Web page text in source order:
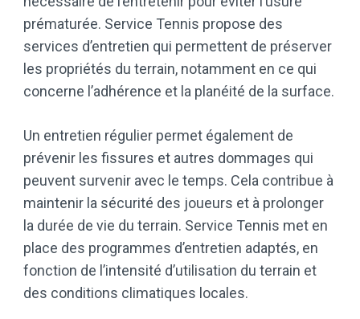
prématurée. Service Tennis propose des
services d’entretien qui permettent de préserver
les propriétés du terrain, notamment en ce qui
concerne l’adhérence et la planéité de la surface.
Un entretien régulier permet également de
prévenir les fissures et autres dommages qui
peuvent survenir avec le temps. Cela contribue à
maintenir la sécurité des joueurs et à prolonger
la durée de vie du terrain. Service Tennis met en
place des programmes d’entretien adaptés, en
fonction de l’intensité d’utilisation du terrain et
des conditions climatiques locales.